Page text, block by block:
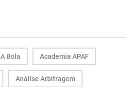
A Bola Academia APAF
Análise Arbitragem